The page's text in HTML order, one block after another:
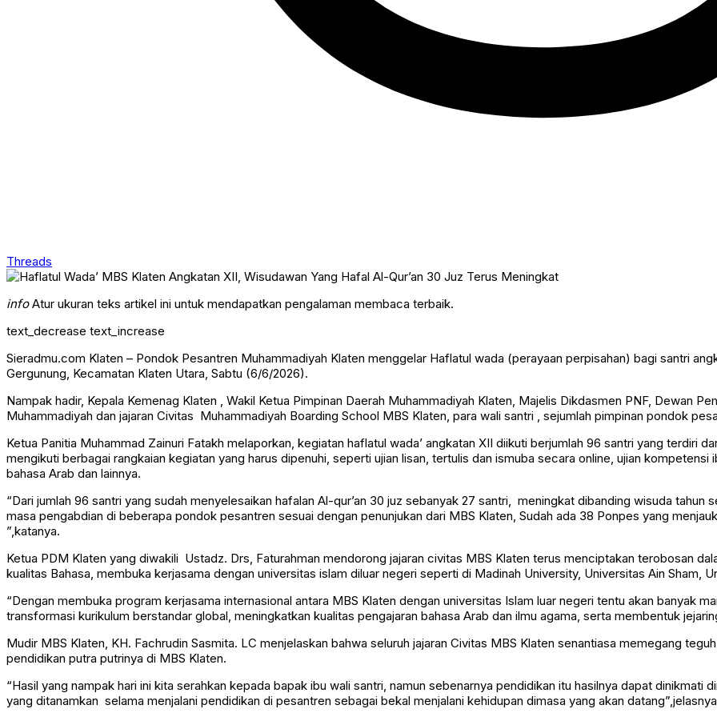
Threads
infoAtur ukuran teks artikel ini untuk mendapatkan pengalaman membaca terbaik.
text_decrease text_increase
Sieradmu.com Klaten – Pondok Pesantren Muhammadiyah Klaten menggelar Haflatul wada (perayaan perpisahan) bagi santri
Gergunung, Kecamatan Klaten Utara, Sabtu (6/6/2026).
Nampak hadir, Kepala Kemenag Klaten , Wakil Ketua Pimpinan Daerah Muhammadiyah Klaten, Majelis Dikdasmen PNF, Dewan
Muhammadiyah dan jajaran Civitas Muhammadiyah Boarding School MBS Klaten, para wali santri , sejumlah pimpinan pondok
Ketua Panitia Muhammad Zainuri Fatakh melaporkan, kegiatan haflatul wada’ angkatan XII diikuti berjumlah 96 santri yang terdiri
mengikuti berbagai rangkaian kegiatan yang harus dipenuhi, seperti ujian lisan, tertulis dan ismuba secara online, ujian
bahasa Arab dan lainnya.
“Dari jumlah 96 santri yang sudah menyelesaikan hafalan Al-qur’an 30 juz sebanyak 27 santri, meningkat dibanding wisuda tahun
masa pengabdian di beberapa pondok pesantren sesuai dengan penunjukan dari MBS Klaten, Sudah ada 38 Ponpes yang
”,katanya.
Ketua PDM Klaten yang diwakili Ustadz. Drs, Faturahman mendorong jajaran civitas MBS Klaten terus menciptakan terobosan
kualitas Bahasa, membuka kerjasama dengan universitas islam diluar negeri seperti di Madinah University, Universitas Ain Sham,
“Dengan membuka program kerjasama internasional antara MBS Klaten dengan universitas Islam luar negeri tentu akan banyak
transformasi kurikulum berstandar global, meningkatkan kualitas pengajaran bahasa Arab dan ilmu agama, serta membentuk
Mudir MBS Klaten, KH. Fachrudin Sasmita. LC menjelaskan bahwa seluruh jajaran Civitas MBS Klaten senantiasa memegang
pendidikan putra putrinya di MBS Klaten.
“Hasil yang nampak hari ini kita serahkan kepada bapak ibu wali santri, namun sebenarnya pendidikan itu hasilnya dapat dinikmati
yang ditanamkan selama menjalani pendidikan di pesantren sebagai bekal menjalani kehidupan dimasa yang akan